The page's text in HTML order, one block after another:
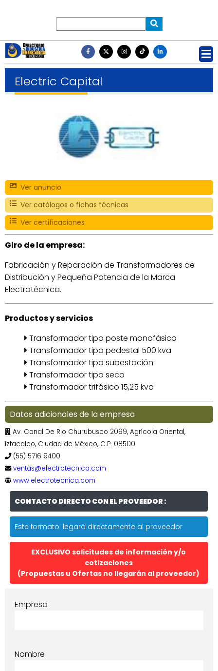
Electric Capital
Ver anuncio
Ver catálogos o fichas técnicas
Ver certificaciones
Giro de la empresa:
Fabricación y Reparación de Transformadores de
Distribución y Pequeña Potencia de la Marca
Electrotécnica.
Productos y servicios
Transformador tipo poste monofásico
Transformador tipo pedestal 500 kva
Transformador tipo subestación
Transformador tipo seco
Transformador trifásico 15,25 kva
Datos adicionales de la empresa
Av. Canal De Rio Churubusco 2099, Agrícola Oriental,
Iztacalco, Ciudad de México, C.P. 08500
(55) 5716 9400
ventas@electrotecnica.com
www.electrotecnica.com
CONTACTO DIRECTO CON EL PROVEEDOR :
Este formato llegará directamente al proveedor
EXCLUSIVO solicitudes de información y/o
cotizaciones
(Propuestas u Ofertas no llegarán al proveedor)
Empresa
Nombre